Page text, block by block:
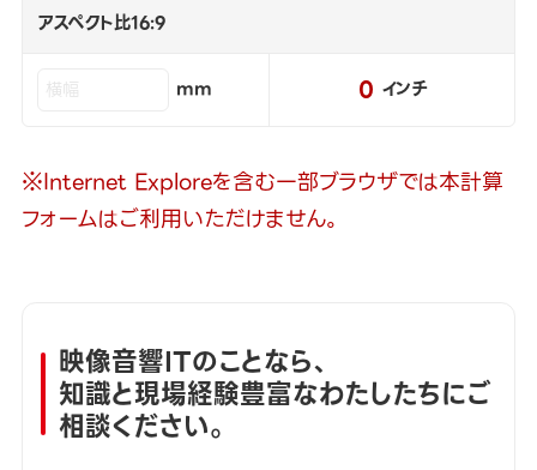
アスペクト比16:9
mm 0 インチ
※Internet Exploreを含む一部ブラウザでは本計算
フォームはご利用いただけません。
映像音響ITのことなら、
知識と現場経験豊富なわたしたちにご
相談ください。